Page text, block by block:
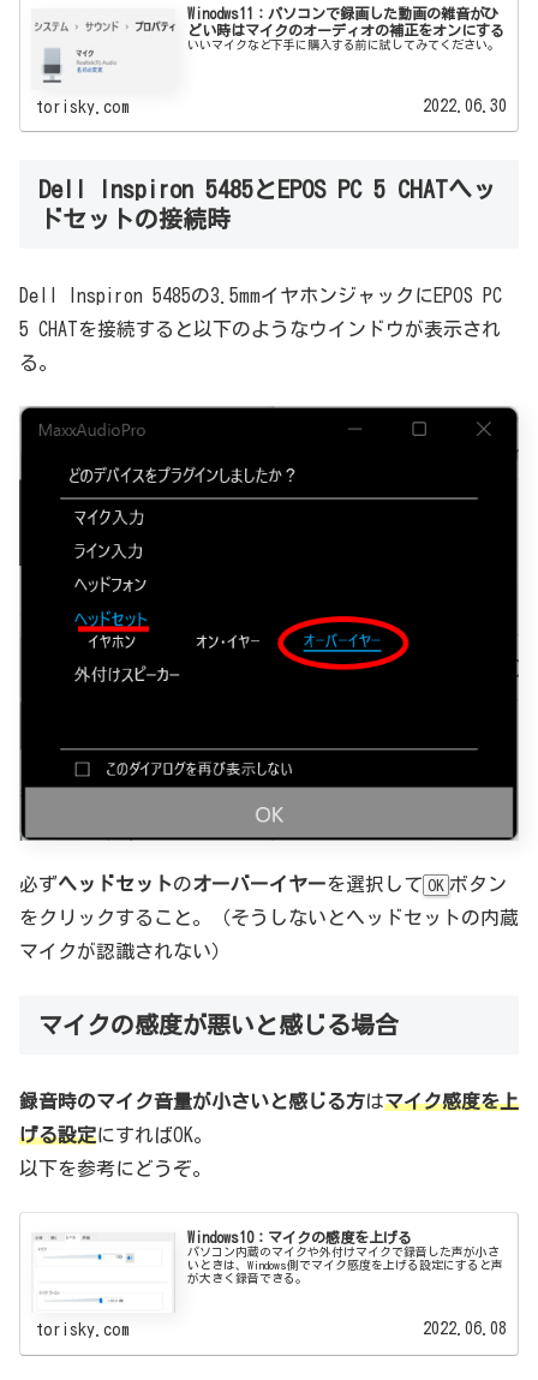
Winodws11：パソコンで録画した動画の雑音がひ
どい時はマイクのオーディオの補正をオンにする
いいマイクなど下手に購入する前に試してみてください。
torisky.com 2022.06.30
Dell Inspiron 5485とEPOS PC 5 CHATヘッ
ドセットの接続時
Dell Inspiron 5485の3.5mmイヤホンジャックにEPOS PC
5 CHATを接続すると以下のようなウインドウが表示され
る。
必ずヘッドセットのオーバーイヤーを選択して OK ボタン
をクリックすること。（そうしないとヘッドセットの内蔵
マイクが認識されない）
マイクの感度が悪いと感じる場合
録音時のマイク音量が小さいと感じる方はマイク感度を上
げる設定にすればOK。
以下を参考にどうぞ。
Windows10：マイクの感度を上げる
パソコン内蔵のマイクや外付けマイクで録音した声が小さ
いときは、Windows側でマイク感度を上げる設定にすると声
が大きく録音できる。
torisky.com 2022.06.08